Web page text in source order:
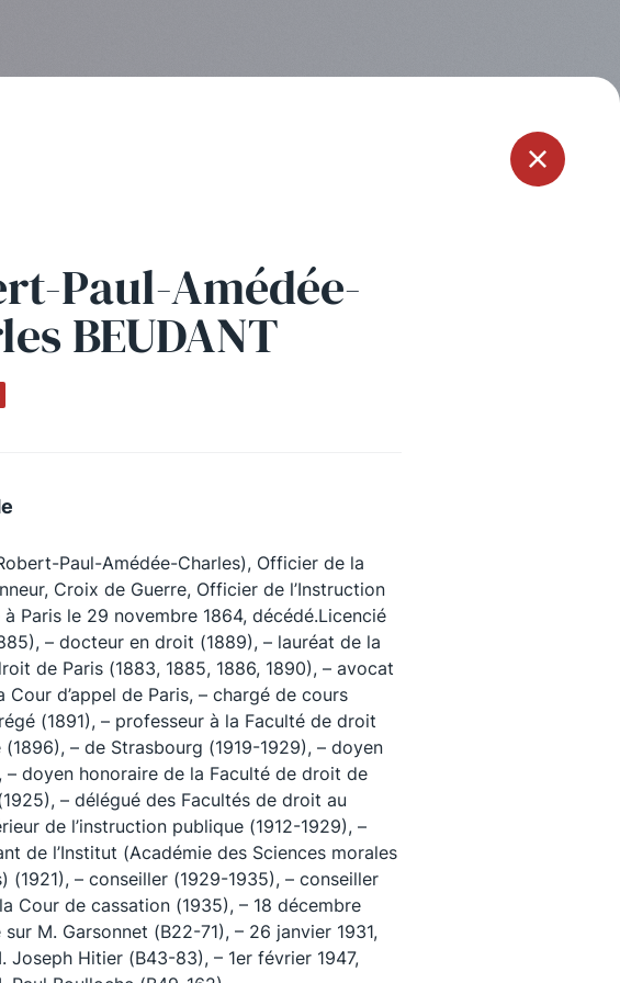
Paul-Amédée-
BEUDANT
Paul-Amédée-Charles), Officier de la
Croix de Guerre, Officier de l’Instruction
à Paris le 29 novembre 1864, décédé.Licencié
– docteur en droit (1889), – lauréat de la
de Paris (1883, 1885, 1886, 1890), – avocat
Cour d’appel de Paris, – chargé de cours
(1891), – professeur à la Faculté de droit
– de Strasbourg (1919-1929), – doyen
– doyen honoraire de la Faculté de droit de
– délégué des Facultés de droit au
de l’instruction publique (1912-1929), –
de l’Institut (Académie des Sciences morales
(1921), – conseiller (1929-1935), – conseiller
Cour de cassation (1935), – 18 décembre
M. Garsonnet (B22-71), – 26 janvier 1931,
Joseph Hitier (B43-83), – 1er février 1947,
Suivez-nous